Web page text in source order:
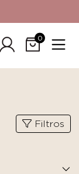
0
Filtros